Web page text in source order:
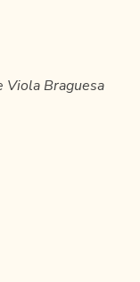
Viola Braguesa